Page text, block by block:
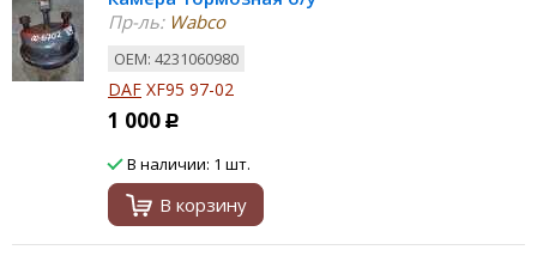
Пр-ль:Wabco
ОЕМ: 4231060980
DAF XF95 97-02
1 000 Р
В наличии: 1 шт.
В корзину